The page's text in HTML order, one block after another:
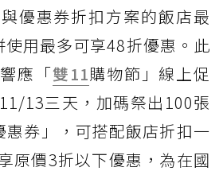
優惠券折扣方案的飯店最
用最多可享48折優惠。此
應「雙11購物節」線上促
13三天，加碼祭出100張
惠券」，可搭配飯店折扣一
原價3折以下優惠，為在國